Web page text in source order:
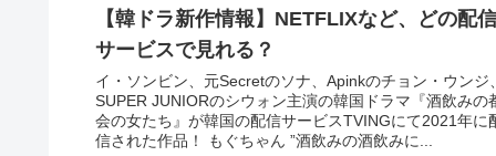
【韓ドラ新作情報】NETFLIXなど、どの配信
サービスで見れる？
イ・ソンビン、元Secretのソナ、Apinkのチョン・ウンジ、
SUPER JUNIORのシウォン主演の韓国ドラマ『酒飲みの
会の女たち』が韓国の配信サービスTVINGにて2021年に
信された作品！ もぐちゃん ”酒飲みの酒飲みに...